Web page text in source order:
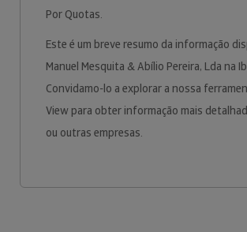
Por Quotas.
Este é um breve resumo da informação
Manuel Mesquita & Abílio Pereira, Lda na
Convidamo-lo a explorar a nossa
View para obter informação mais
ou outras empresas.